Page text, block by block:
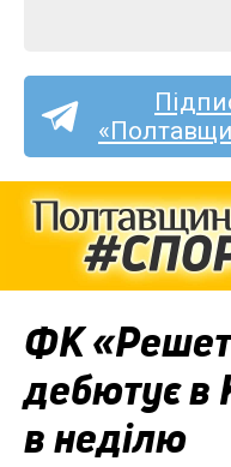
ФК
дебютує в
в неділю